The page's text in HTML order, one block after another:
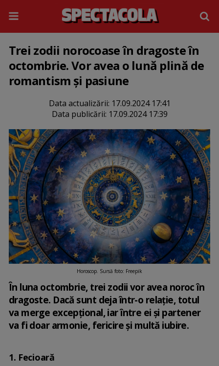
Trei zodii norocoase în dragoste în
octombrie. Vor avea o lună plină de
romantism și pasiune
Data actualizării: 17.09.2024 17:41
Data publicării: 17.09.2024 17:39
Horoscop. Sursă foto: Freepik
În luna octombrie, trei zodii vor avea noroc în
dragoste. Dacă sunt deja într-o relație, totul
va merge excepțional, iar între ei și partener
va fi doar armonie, fericire și multă iubire.
1. Fecioară